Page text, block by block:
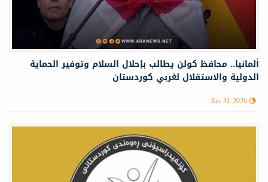
ألمانيا.. محافظ كولن يطالب بإحلال السلام وتوفير الحماية
الدولية والاستقلال لغربي كوردستان
Jan 31 2026